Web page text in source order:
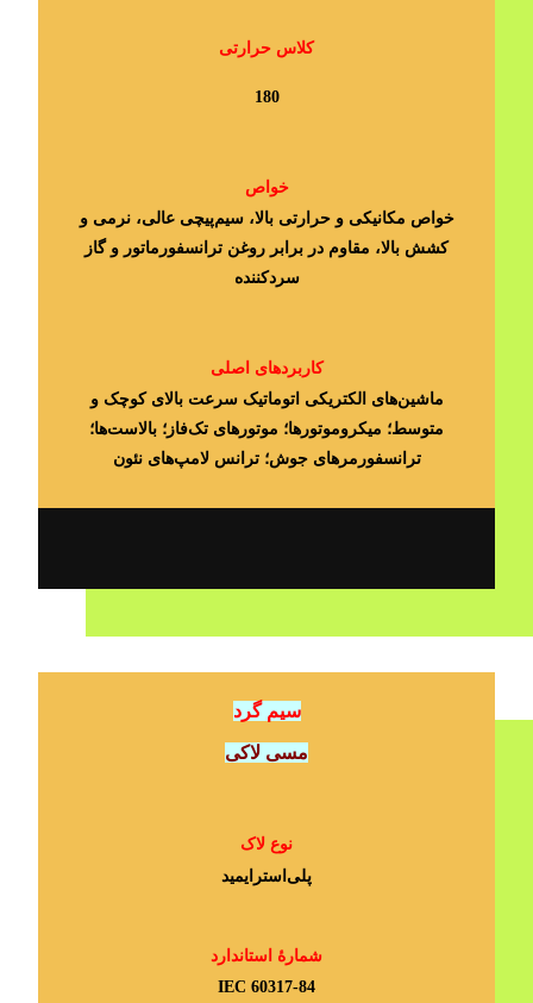
کلاس حرارتی
180
خواص
خواص مکانیکی و حرارتی بالا، سیم‌پیچی عالی، نرمی و
کشش بالا، مقاوم در برابر روغن ترانسفورماتور و گاز
سردکننده
کاربردهای اصلی
ماشین‎‌های الکتریکی اتوماتیک سرعت بالای کوچک و
متوسط؛ میکروموتورها؛ موتورهای تک‌فاز؛ بالاست‌ها؛
ترانسفورمرهای جوش؛ ترانس لامپ‌های نئون
سیم گرد
مسی لاکی
نوع لاک
پلی‌استرایمید
شمارۀ استاندارد
IEC 60317-84